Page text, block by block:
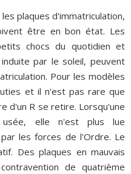
plaques d'immatriculation,
être en bon état. Les
chocs du quotidien et
par le soleil, peuvent
Pour les modèles
et il n'est pas rare que
d'un R se retire. Lorsqu'une
usée, elle n'est plus lue
les forces de l'Ordre. Le
Des plaques en mauvais
de quatrième